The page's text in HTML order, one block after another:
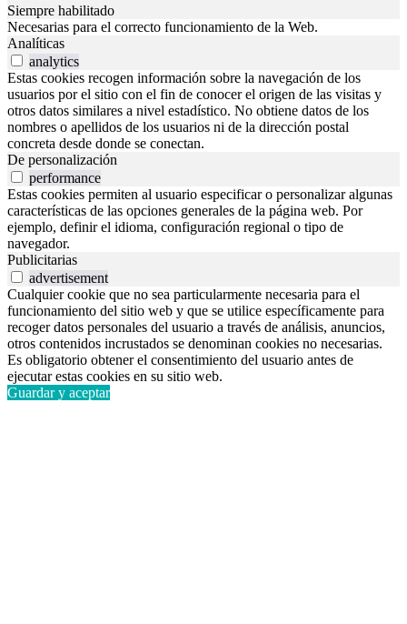
Siempre habilitado
Necesarias para el correcto funcionamiento de la Web.
Analíticas
analytics
Estas cookies recogen información sobre la navegación de los
usuarios por el sitio con el fin de conocer el origen de las visitas y
otros datos similares a nivel estadístico. No obtiene datos de los
nombres o apellidos de los usuarios ni de la dirección postal
concreta desde donde se conectan.
De personalización
performance
Estas cookies permiten al usuario especificar o personalizar algunas
características de las opciones generales de la página web. Por
ejemplo, definir el idioma, configuración regional o tipo de
navegador.
Publicitarias
advertisement
Cualquier cookie que no sea particularmente necesaria para el
funcionamiento del sitio web y que se utilice específicamente para
recoger datos personales del usuario a través de análisis, anuncios,
otros contenidos incrustados se denominan cookies no necesarias.
Es obligatorio obtener el consentimiento del usuario antes de
ejecutar estas cookies en su sitio web.
Guardar y aceptar